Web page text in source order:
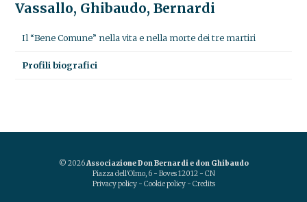
Vassallo, Ghibaudo, Bernardi
Il “Bene Comune” nella vita e nella morte dei tre martiri
Profili biografici
© 2026Associazione Don Bernardi e don Ghibaudo
Piazza dell'Olmo, 6 - Boves 12012 - CN
Privacy policy- Cookie policy- Credits